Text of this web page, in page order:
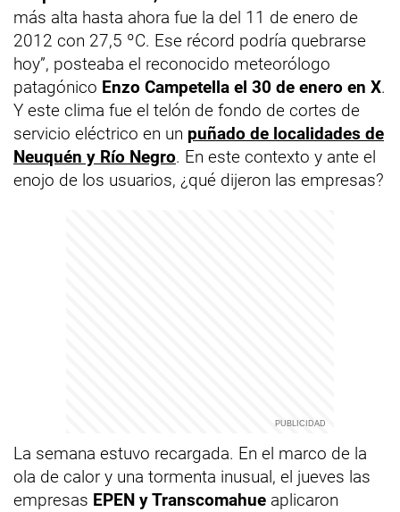
más alta hasta ahora fue la del 11 de enero de
2012 con 27,5 ºC. Ese récord podría quebrarse
hoy”, posteaba el reconocido meteorólogo
patagónico Enzo Campetella el 30 de enero en X.
Y este clima fue el telón de fondo de cortes de
servicio eléctrico en un puñado de localidades de
Neuquén y Río Negro. En este contexto y ante el
enojo de los usuarios, ¿qué dijeron las empresas?
La semana estuvo recargada. En el marco de la
ola de calor y una tormenta inusual, el jueves las
empresas EPEN y Transcomahue aplicaron